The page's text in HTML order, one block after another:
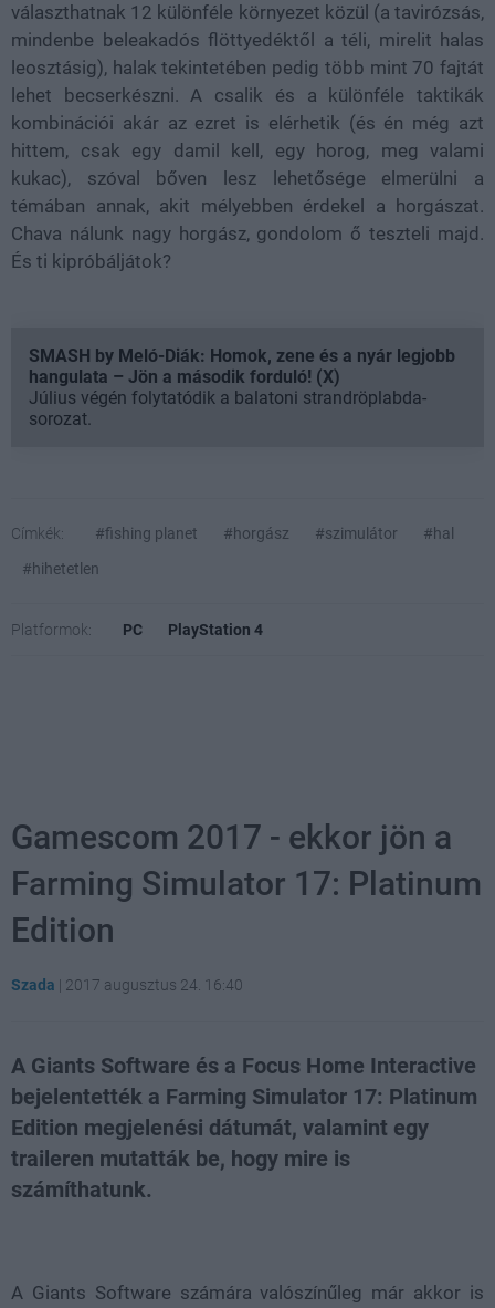
választhatnak 12 különféle környezet közül (a tavirózsás,
mindenbe beleakadós flöttyedéktől a téli, mirelit halas
leosztásig), halak tekintetében pedig több mint 70 fajtát
lehet becserkészni. A csalik és a különféle taktikák
kombinációi akár az ezret is elérhetik (és én még azt
hittem, csak egy damil kell, egy horog, meg valami
kukac), szóval bőven lesz lehetősége elmerülni a
témában annak, akit mélyebben érdekel a horgászat.
Chava nálunk nagy horgász, gondolom ő teszteli majd.
És ti kipróbáljátok?
SMASH by Meló-Diák: Homok, zene és a nyár legjobb
hangulata – Jön a második forduló! (X)
Július végén folytatódik a balatoni strandröplabda-
sorozat.
Címkék: #fishing planet #horgász #szimulátor
#hal
#hihetetlen
Platformok: PC PlayStation 4
Gamescom 2017 - ekkor jön a
Farming Simulator 17: Platinum
Edition
Szada | 2017 augusztus 24. 16:40
A Giants Software és a Focus Home Interactive
bejelentették a Farming Simulator 17: Platinum
Edition megjelenési dátumát, valamint egy
traileren mutatták be, hogy mire is
számíthatunk.
A Giants Software számára valószínűleg már akkor is